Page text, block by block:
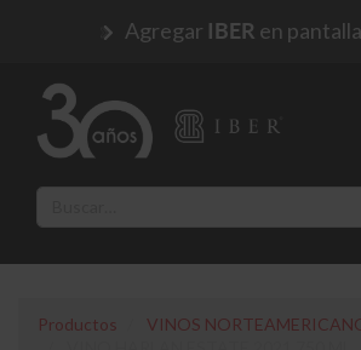
Agregar IBER en
Productos
VINOS